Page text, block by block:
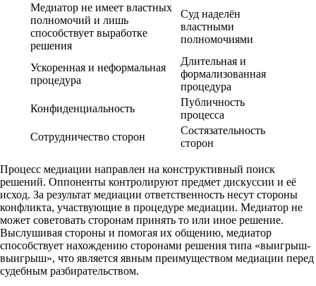
Медиатор не имеет властных
полномочий и лишь
способствует выработке
решения
Суд наделён
властными
полномочиями
Ускоренная и неформальная
процедура
Длительная и
формализованная
процедура
Конфиденциальность
Публичность
процесса
Сотрудничество сторон
Состязательность
сторон
Процесс медиации направлен на конструктивный поиск
решений. Оппоненты контролируют предмет дискуссии и её
исход. За результат медиации ответственность несут стороны
конфликта, участвующие в процедуре медиации. Медиатор не
может советовать сторонам принять то или иное решение.
Выслушивая стороны и помогая их общению, медиатор
способствует нахождению сторонами решения типа «выигрыш-
выигрыш», что является явным преимуществом медиации перед
судебным разбирательством.